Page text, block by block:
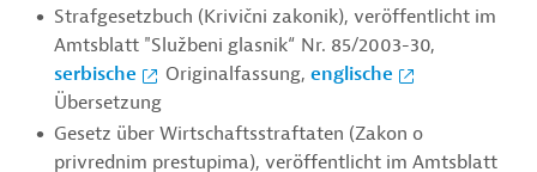
Strafgesetzbuch (Krivični zakonik), veröffentlicht im
Amtsblatt "Službeni glasnik“ Nr. 85/2003-30,
serbische
Originalfassung, englische
Übersetzung
Gesetz über Wirtschaftsstraftaten (Zakon o
privrednim prestupima), veröffentlicht im Amtsblatt